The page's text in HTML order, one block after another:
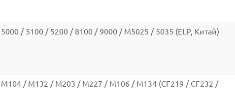
5000 / 5100 / 5200 / 8100 / 9000 / M5025 / 5035 (ELP, Китай)
M104 / M132 / M203 / M227 / M106 / M134 (CF219 / CF232 /